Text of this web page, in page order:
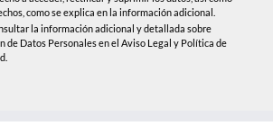
como se explica en la información adicional.
la información adicional y detallada sobre
de Datos Personales en el Aviso Legal y Política de